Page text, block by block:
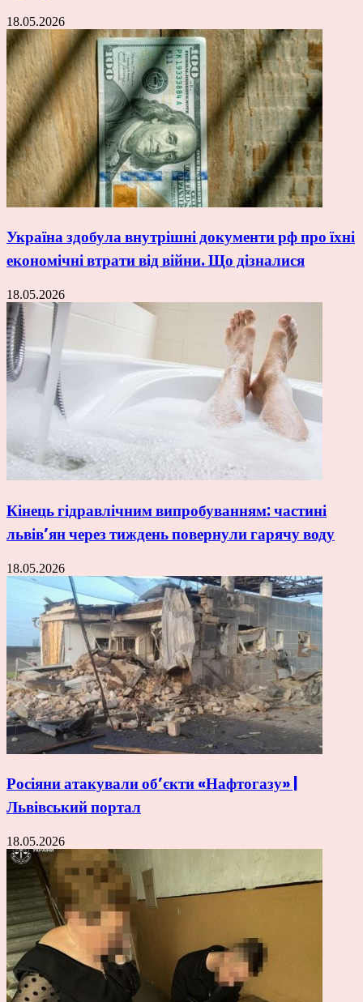
18.05.2026
Україна здобула внутрішні документи рф про їхні
економічні втрати від війни. Що дізналися
18.05.2026
Кінець гідравлічним випробуванням: частині
львів’ян через тиждень повернули гарячу воду
18.05.2026
Росіяни атакували об’єкти «Нафтогазу» |
Львівський портал
18.05.2026